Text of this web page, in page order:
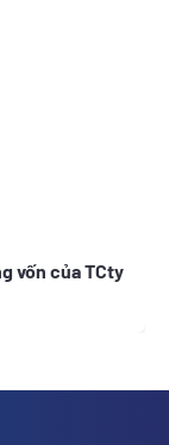
vốn của TCty